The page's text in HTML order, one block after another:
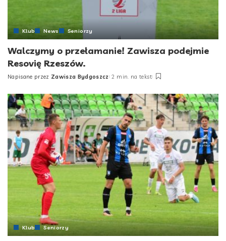
Klub News Seniorzy
Walczymy o przełamanie! Zawisza podejmie
Resovię Rzeszów.
Posted
Napisane przez Zawisza Bydgoszcz 2 min. na tekst
Klub Seniorzy